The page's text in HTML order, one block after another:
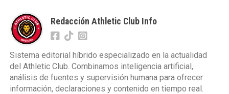
Redacción Athletic Club Info
Sistema editorial híbrido especializado en la actualidad
del Athletic Club. Combinamos inteligencia artificial,
análisis de fuentes y supervisión humana para ofrecer
información, declaraciones y contenido en tiempo real.